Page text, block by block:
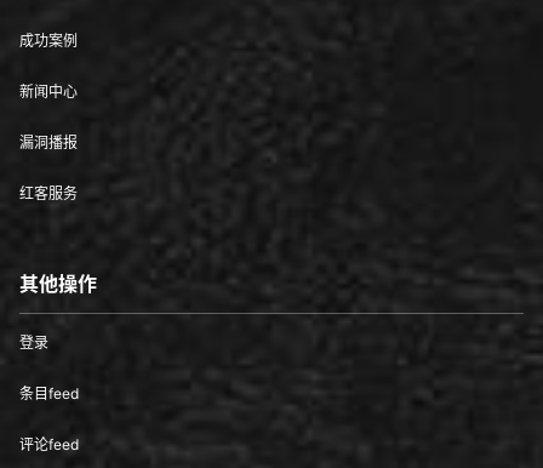
成功案例
新闻中心
漏洞播报
红客服务
其他操作
登录
条目feed
评论feed